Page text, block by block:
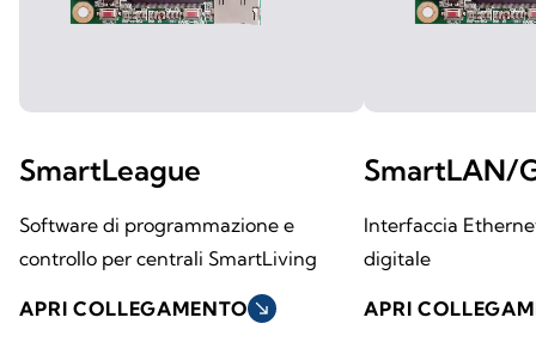
SmartLeague
Software di programmazione e
controllo per centrali SmartLiving
APRI COLLEGAMENTO south_east
SmartLAN/
Interfaccia
digitale
APRI